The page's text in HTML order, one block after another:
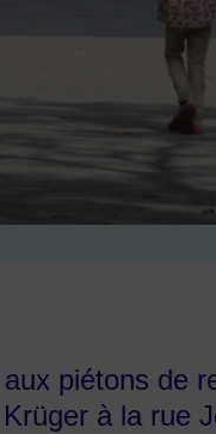
piétons de
à la rue